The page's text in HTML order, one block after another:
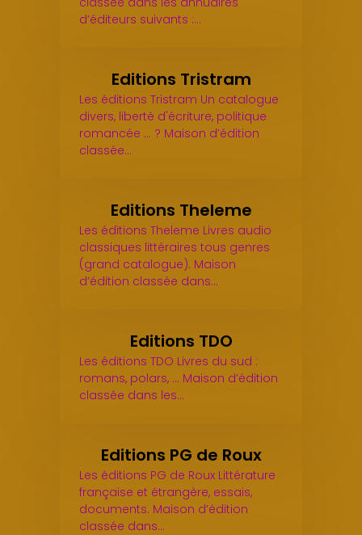
d’éditeurs suivants :…
Editions Tristram
Les éditions Tristram Un catalogue
divers, liberté d'écriture, politique
romancée ... ? Maison d’édition
classée…
Editions Theleme
Les éditions Theleme Livres audio
classiques littéraires tous genres
(grand catalogue). Maison
d’édition classée dans…
Editions TDO
Les éditions TDO Livres du sud :
romans, polars, ... Maison d’édition
classée dans les…
Editions PG de Roux
Les éditions PG de Roux Littérature
française et étrangère, essais,
documents. Maison d’édition
classée dans…